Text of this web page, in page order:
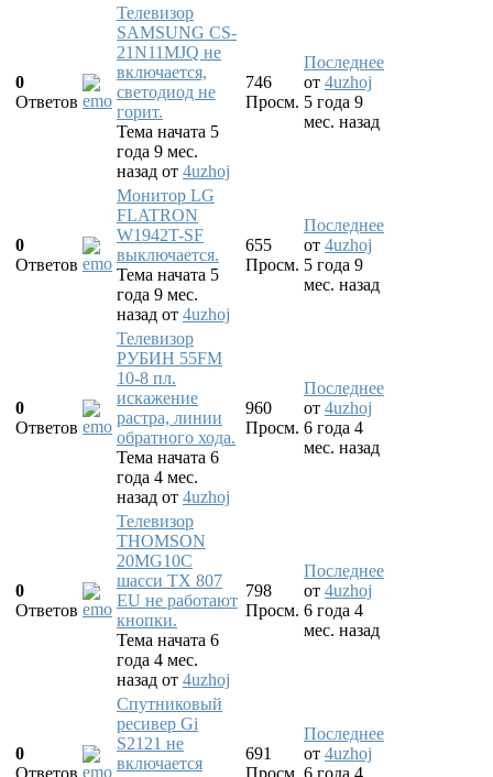
0
Ответов
Телевизор
SAMSUNG CS-
21N11MJQ не
включается,
светодиод не
горит.
Тема начата 5
года 9 мес.
назад от 4uzhoj
746
Просм.
Последнее
от 4uzhoj
5 года 9
мес. назад
0
Ответов
Монитор LG
FLATRON
W1942T-SF
выключается.
Тема начата 5
года 9 мес.
назад от 4uzhoj
655
Просм.
Последнее
от 4uzhoj
5 года 9
мес. назад
0
Ответов
Телевизор
РУБИН 55FM
10-8 пл.
искажение
растра, линии
обратного хода.
Тема начата 6
года 4 мес.
назад от 4uzhoj
960
Просм.
Последнее
от 4uzhoj
6 года 4
мес. назад
0
Ответов
Телевизор
THOMSON
20MG10C
шасси TX 807
EU не работают
кнопки.
Тема начата 6
года 4 мес.
назад от 4uzhoj
798
Просм.
Последнее
от 4uzhoj
6 года 4
мес. назад
0
Спутниковый
ресивер Gi
S2121 не
включается
691
Последнее
от 4uzhoj